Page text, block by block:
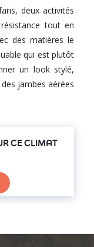
deux activités
tout en
des matières le
qui est plutôt
un look stylé,
jambes aérées
CE CLIMAT